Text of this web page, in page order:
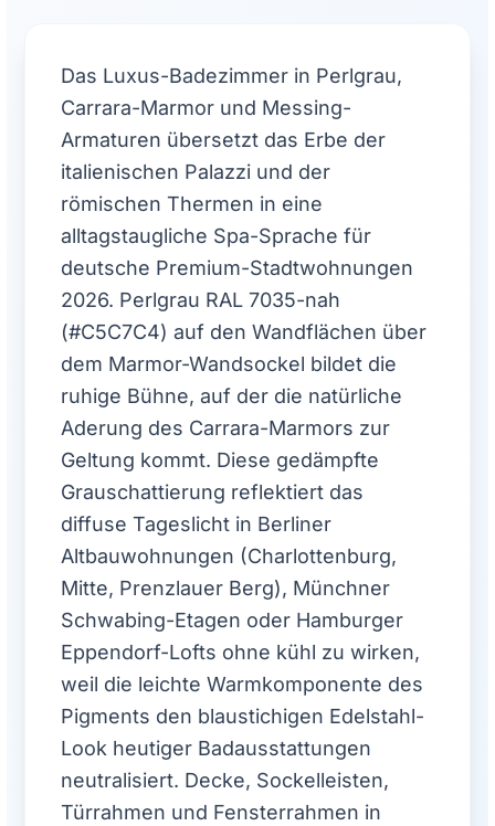
Das Luxus-Badezimmer in Perlgrau,
Carrara-Marmor und Messing-
Armaturen übersetzt das Erbe der
italienischen Palazzi und der
römischen Thermen in eine
alltagstaugliche Spa-Sprache für
deutsche Premium-Stadtwohnungen
2026. Perlgrau RAL 7035-nah
(#C5C7C4) auf den Wandflächen über
dem Marmor-Wandsockel bildet die
ruhige Bühne, auf der die natürliche
Aderung des Carrara-Marmors zur
Geltung kommt. Diese gedämpfte
Grauschattierung reflektiert das
diffuse Tageslicht in Berliner
Altbauwohnungen (Charlottenburg,
Mitte, Prenzlauer Berg), Münchner
Schwabing-Etagen oder Hamburger
Eppendorf-Lofts ohne kühl zu wirken,
weil die leichte Warmkomponente des
Pigments den blaustichigen Edelstahl-
Look heutiger Badausstattungen
neutralisiert. Decke, Sockelleisten,
Türrahmen und Fensterrahmen in